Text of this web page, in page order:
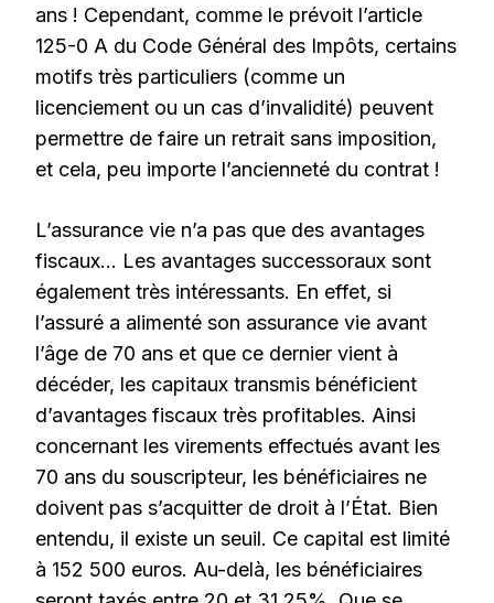
ans ! Cependant, comme le prévoit l’article
125-0 A du Code Général des Impôts, certains
motifs très particuliers (comme un
licenciement ou un cas d’invalidité) peuvent
permettre de faire un retrait sans imposition,
et cela, peu importe l’ancienneté du contrat !
L’assurance vie n’a pas que des avantages
fiscaux… Les avantages successoraux sont
également très intéressants. En effet, si
l’assuré a alimenté son assurance vie avant
l’âge de 70 ans et que ce dernier vient à
décéder, les capitaux transmis bénéficient
d’avantages fiscaux très profitables. Ainsi
concernant les virements effectués avant les
70 ans du souscripteur, les bénéficiaires ne
doivent pas s’acquitter de droit à l’État. Bien
entendu, il existe un seuil. Ce capital est limité
à 152 500 euros. Au-delà, les bénéficiaires